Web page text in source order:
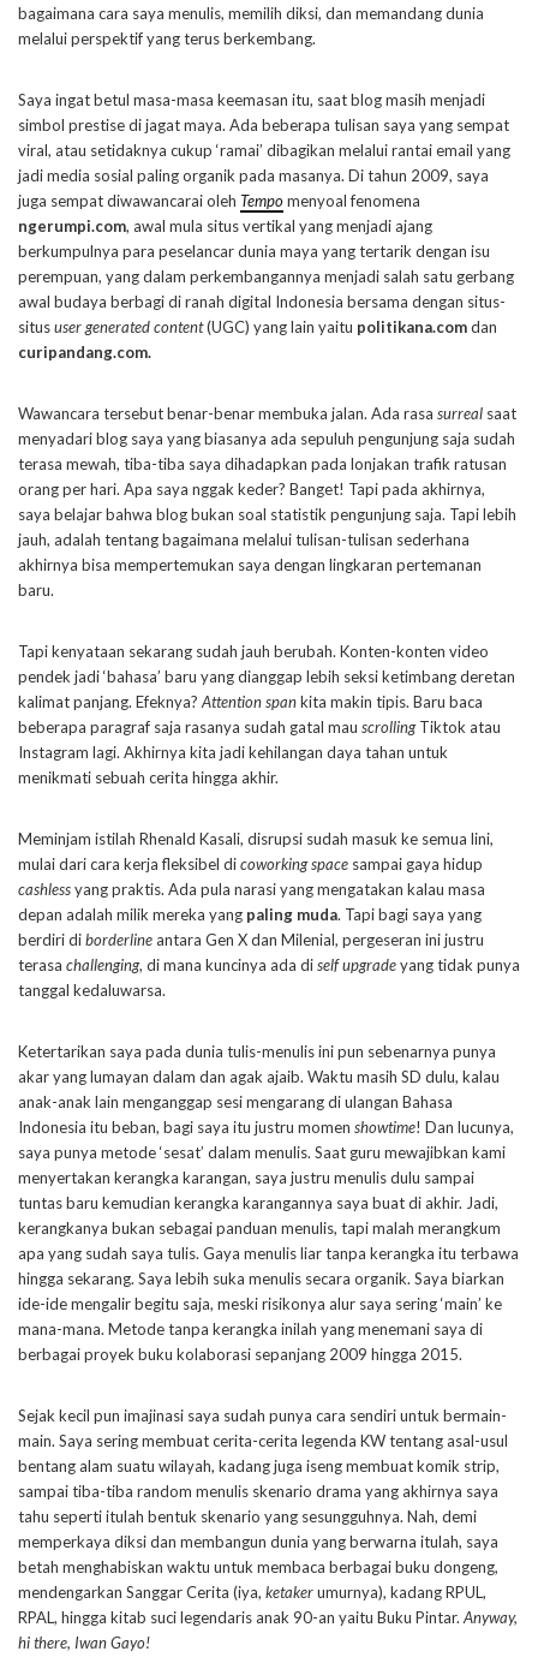
bagaimana cara saya menulis, memilih diksi, dan memandang dunia
melalui perspektif yang terus berkembang.
Saya ingat betul masa-masa keemasan itu, saat blog masih menjadi
simbol prestise di jagat maya. Ada beberapa tulisan saya yang sempat
viral, atau setidaknya cukup ‘ramai’ dibagikan melalui rantai email yang
jadi media sosial paling organik pada masanya. Di tahun 2009, saya
juga sempat diwawancarai oleh Tempomenyoal fenomena
ngerumpi.com, awal mula situs vertikal yang menjadi ajang
berkumpulnya para peselancar dunia maya yang tertarik dengan isu
perempuan, yang dalam perkembangannya menjadi salah satu gerbang
awal budaya berbagi di ranah digital Indonesia bersama dengan situs-
sitususer generated content(UGC) yang lain yaitu politikana.comdan
curipandang.com.
Wawancara tersebut benar-benar membuka jalan. Ada rasa surreal saat
menyadari blog saya yang biasanya ada sepuluh pengunjung saja sudah
terasa mewah, tiba-tiba saya dihadapkan pada lonjakan trafik ratusan
orang per hari. Apa saya nggak keder? Banget! Tapi pada akhirnya,
saya belajar bahwa blog bukan soal statistik pengunjung saja. Tapi lebih
jauh, adalah tentang bagaimana melalui tulisan-tulisan sederhana
akhirnya bisa mempertemukan saya dengan lingkaran pertemanan
baru.
Tapi kenyataan sekarang sudah jauh berubah. Konten-konten video
pendek jadi ‘bahasa’ baru yang dianggap lebih seksi ketimbang deretan
kalimat panjang. Efeknya?Attention spankita makin tipis. Baru baca
beberapa paragraf saja rasanya sudah gatal mau scrollingTiktok atau
Instagram lagi. Akhirnya kita jadi kehilangan daya tahan untuk
menikmati sebuah cerita hingga akhir.
Meminjam istilah Rhenald Kasali, disrupsi sudah masuk ke semua lini,
mulai dari cara kerja fleksibel dicoworking space sampai gaya hidup
cashlessyang praktis. Ada pula narasi yang mengatakan kalau masa
depan adalah milik mereka yang paling muda. Tapi bagi saya yang
berdiri diborderlineantara Gen X dan Milenial, pergeseran ini justru
terasa challenging, di mana kuncinya ada diself upgradeyang tidak punya
tanggal kedaluwarsa.
Ketertarikan saya pada dunia tulis-menulis ini pun sebenarnya punya
akar yang lumayan dalam dan agak ajaib. Waktu masih SD dulu, kalau
anak-anak lain menganggap sesi mengarang di ulangan Bahasa
Indonesia itu beban, bagi saya itu justru momen showtime! Dan lucunya,
saya punya metode ‘sesat’ dalam menulis. Saat guru mewajibkan kami
menyertakan kerangka karangan, saya justru menulis dulu sampai
tuntas baru kemudian kerangka karangannya saya buat di akhir. Jadi,
kerangkanya bukan sebagai panduan menulis, tapi malah merangkum
apa yang sudah saya tulis. Gaya menulis liar tanpa kerangka itu terbawa
hingga sekarang. Saya lebih suka menulis secara organik. Saya biarkan
ide-ide mengalir begitu saja, meski risikonya alur saya sering ‘main’ ke
mana-mana. Metode tanpa kerangka inilah yang menemani saya di
berbagai proyek buku kolaborasi sepanjang 2009 hingga 2015.
Sejak kecil pun imajinasi saya sudah punya cara sendiri untuk bermain-
main. Saya sering membuat cerita-cerita legenda KW tentang asal-usul
bentang alam suatu wilayah, kadang juga iseng membuat komik strip,
sampai tiba-tiba random menulis skenario drama yang akhirnya saya
tahu seperti itulah bentuk skenario yang sesungguhnya. Nah, demi
memperkaya diksi dan membangun dunia yang berwarna itulah, saya
betah menghabiskan waktu untuk membaca berbagai buku dongeng,
mendengarkan Sanggar Cerita (iya, ketakerumurnya), kadang RPUL,
RPAL, hingga kitab suci legendaris anak 90-an yaitu Buku Pintar.Anyway,
hi there, Iwan Gayo!